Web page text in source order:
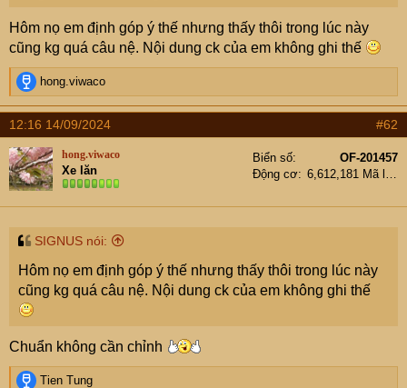
Hôm nọ em định góp ý thế nhưng thấy thôi trong lúc này
cũng kg quá câu nệ. Nội dung ck của em không ghi thế
R
e
a
c
t
i
o
n
s
hong.viwaco
12:16 14/09/2024 #62
hong.viwaco
Xe lăn
Biển số
OF-201457
Động cơ
6,612,181 Mã lực
SIGNUS nói:
Hôm nọ em định góp ý thế nhưng thấy thôi trong lúc này
cũng kg quá câu nệ. Nội dung ck của em không ghi thế
Chuẩn không cần chỉnh
R
Tien Tung